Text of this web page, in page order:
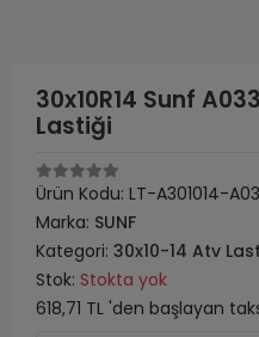
30x10R14 Sunf
Lastiği
Ürün Kodu:LT-A301014-
Marka: SUNF
Kategori:30x10-14 Atv
Stok: Stokta yok
618,71 TL 'den başlayan